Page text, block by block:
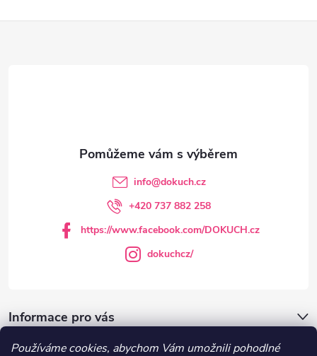
Používáme cookies, abychom Vám umožnili pohodlné
Informace pro vás
info@dokuch.cz
+420 737 882 258
https://www.facebook.com/DOKUCH.cz
dokuchcz/